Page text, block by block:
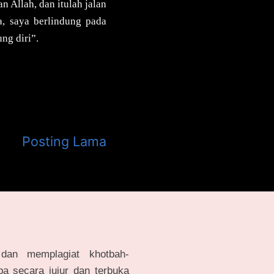
Allah, dan itulah jalan
saya berlindung pada
diri”.
Posting Lama
memplagiat khotbah-
secara jujur dan terbuka